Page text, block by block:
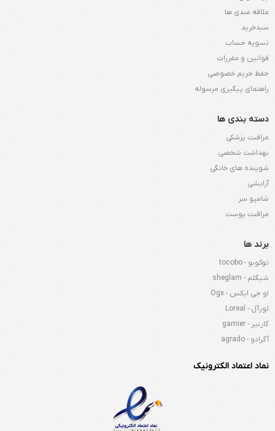
علاقه مندی ها
سبدخرید
تسویه حساب
قوانین و مقررات
حفظ حریم خصوصی
راهنمای پیگیری مرسوله
دسته بندی ها
مراقبت پزشکی
بهداشت شخصی
شوینده های خانگی
آرایشی
شامپو سر
مراقبت پوست
برند ها
توکوبو - tocobo
شیگلم - sheglam
او جی ایکس - Ogx
لورآل - Loreal
گارنیر - garnier
آگرادو - agrado
نماد اعتماد الکترونیک